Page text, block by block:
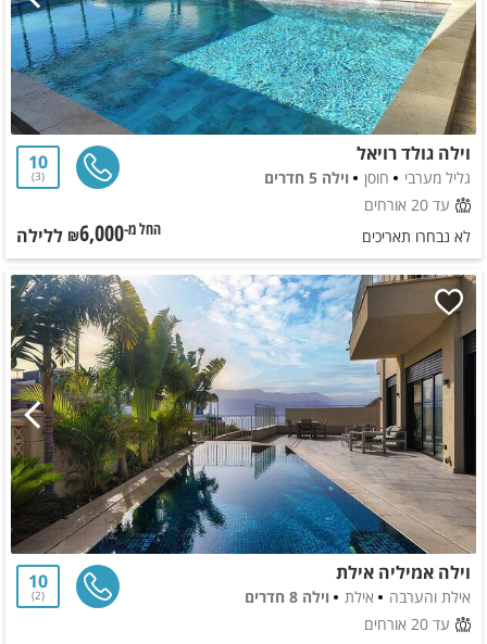
וילה גולד רויאל
גליל מערבי חוסן
וילה 5 חדרים
עד 20 אורחים
10
3
לא נבחרו תאריכים החל מ-₪6,000 ללילה
וילה אמיליה אילת
אילת והערבה אילת
וילה 8 חדרים
עד 20 אורחים
10
2